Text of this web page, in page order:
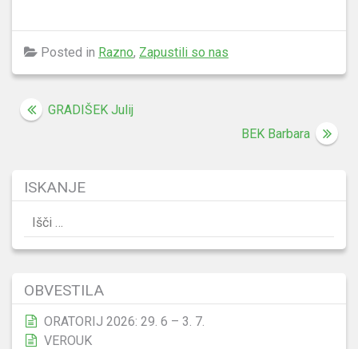
Posted in Razno, Zapustili so nas
Navigacija
GRADIŠEK Julij
BEK Barbara
ISKANJE
Išči:
OBVESTILA
ORATORIJ 2026: 29. 6 – 3. 7.
VEROUK